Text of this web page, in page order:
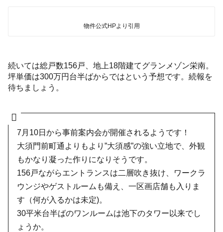
物件公式HPより引用
続いては総戸数156戸、地上18階建てグランメゾン栄南。
坪単価は300万円台半ばからではという予想です。続報を
待ちましょう。
7月10日から事前案内会が開催されるようです！
大須門前町通よりもより”大須感”の強い立地で、外観
もかなり凝った作りになりそうです。
156戸ながらエントランスは二層吹き抜け、ワークラ
ウンジやゲストルームも備え、一区画店舗も入りま
す（何が入るかは未定)。
30平米台半ばのワンルームは池下のタワー以来でし
ょうか。